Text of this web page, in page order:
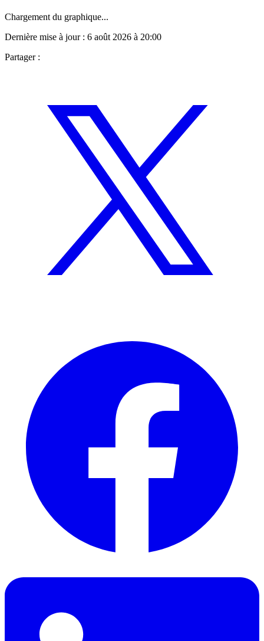
Chargement du graphique...
Dernière mise à jour : 6 août 2026 à 20:00
Partager :